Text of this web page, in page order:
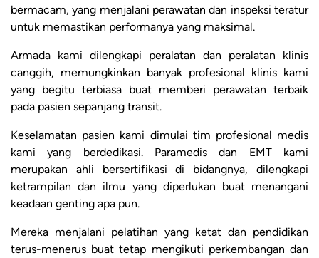
bermacam, yang menjalani perawatan dan inspeksi teratur
untuk memastikan performanya yang maksimal.
Armada kami dilengkapi peralatan dan peralatan klinis
canggih, memungkinkan banyak profesional klinis kami
yang begitu terbiasa buat memberi perawatan terbaik
pada pasien sepanjang transit.
Keselamatan pasien kami dimulai tim profesional medis
kami yang berdedikasi. Paramedis dan EMT kami
merupakan ahli bersertifikasi di bidangnya, dilengkapi
ketrampilan dan ilmu yang diperlukan buat menangani
keadaan genting apa pun.
Mereka menjalani pelatihan yang ketat dan pendidikan
terus-menerus buat tetap mengikuti perkembangan dan